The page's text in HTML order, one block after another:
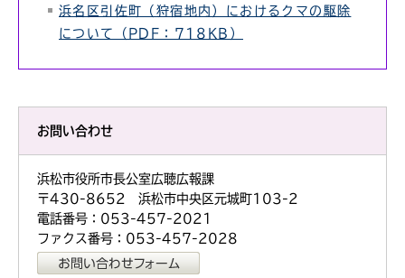
浜名区引佐町（狩宿地内）におけるクマの駆除
について（PDF：718KB）
お問い合わせ
浜松市役所市長公室広聴広報課
〒430-8652 浜松市中央区元城町103-2
電話番号：053-457-2021
ファクス番号：053-457-2028